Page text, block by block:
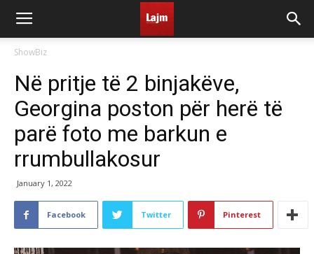
ShowBiz
Në pritje të 2 binjakëve,
Georgina poston për herë të
parë foto me barkun e
rrumbullakosur
January 1, 2022
Facebook Twitter Pinterest